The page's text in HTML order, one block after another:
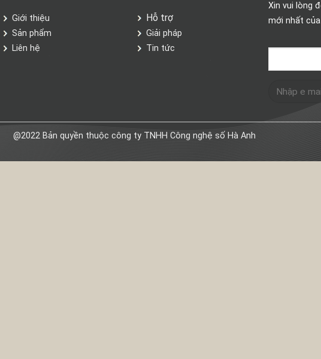
Giới thiệu
Sản phẩm
Liên hệ
Hỗ trợ
Giải pháp
Tin tức
Xin vui lòng
mới nhất của
@2022 Bản quyền thuộc công ty TNHH Công nghệ số Hà Anh